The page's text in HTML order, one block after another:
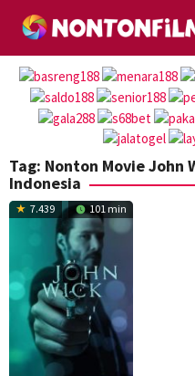
Tag: Nonton Movie John
Indonesia
7.439 101 min